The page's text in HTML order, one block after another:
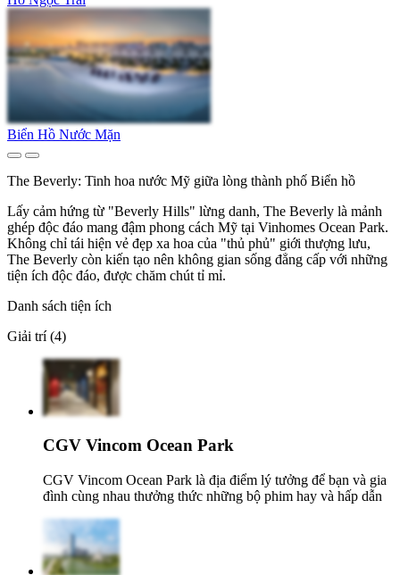
Biển Hồ Nước Mặn
The Beverly: Tinh hoa nước Mỹ giữa lòng thành phố Biển hồ
Lấy cảm hứng từ "Beverly Hills" lừng danh, The Beverly là mảnh
ghép độc đáo mang đậm phong cách Mỹ tại Vinhomes Ocean Park.
Không chỉ tái hiện vẻ đẹp xa hoa của "thủ phủ" giới thượng lưu,
The Beverly còn kiến tạo nên không gian sống đẳng cấp với những
tiện ích độc đáo, được chăm chút tỉ mỉ.
Danh sách tiện ích
Giải trí (4)
CGV Vincom Ocean Park
CGV Vincom Ocean Park là địa điểm lý tưởng để bạn và gia
đình cùng nhau thưởng thức những bộ phim hay và hấp dẫn